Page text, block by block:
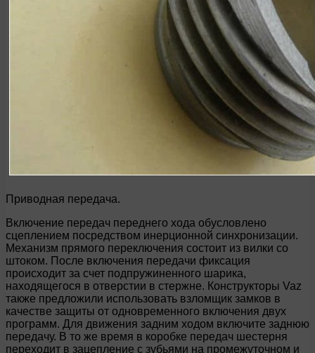
Приводная передача.
Включение передач переднего хода обусловлено
сцеплением посредством инерционной синхронизации.
Механизм прямого переключения состоит из вилки со
штоком. После включения передачи фиксация
происходит за счет подпружиненного шарика,
находящегося в отверстии в стержне. Конструкторы Vaz
также предложили использовать взломщик замков в
качестве защиты от одновременного включения двух
программ. Для движения задним ходом включите заднюю
передачу. В то же время в коробке передач шестерня
переходит в зацепление с зубьями на промежуточном и